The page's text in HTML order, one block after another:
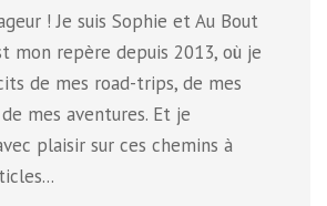
! Je suis Sophie et Au Bout
mon repère depuis 2013, où je
de mes road-trips, de mes
mes aventures. Et je
plaisir sur ces chemins à